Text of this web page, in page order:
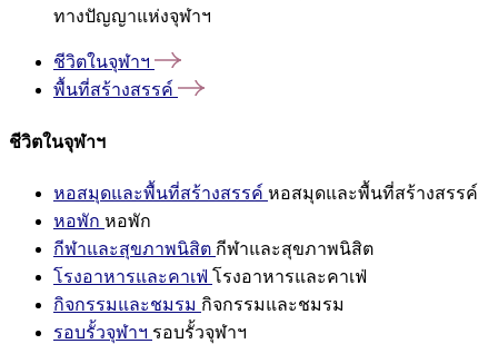
ทางปัญญาแห่งจุฬาฯ
ชีวิตในจุฬาฯ
พื้นที่สร้างสรรค์
ชีวิตในจุฬาฯ
หอสมุดและพื้นที่สร้างสรรค์ หอสมุดและพื้นที่สร้างสรรค์
หอพัก หอพัก
กีฬาและสุขภาพนิสิต กีฬาและสุขภาพนิสิต
โรงอาหารและคาเฟ่ โรงอาหารและคาเฟ่
กิจกรรมและชมรม กิจกรรมและชมรม
รอบรั้วจุฬาฯ รอบรั้วจุฬาฯ